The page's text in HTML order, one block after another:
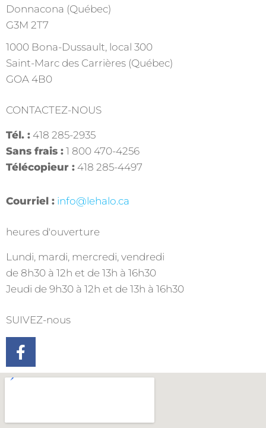
Donnacona (Québec)
G3M 2T7
1000 Bona-Dussault, local 300
Saint-Marc des Carrières (Québec)
GOA 4B0
CONTACTEZ-NOUS
Tél. : 418 285-2935
Sans frais : 1 800 470-4256
Télécopieur : 418 285-4497
Courriel : info@lehalo.ca
heures d'ouverture
Lundi, mardi, mercredi, vendredi
de 8h30 à 12h et de 13h à 16h30
Jeudi de 9h30 à 12h et de 13h à 16h30
SUIVEZ-nous